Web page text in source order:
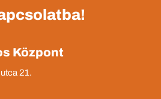
Központ
21.